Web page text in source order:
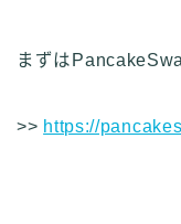
まずは
>> https://